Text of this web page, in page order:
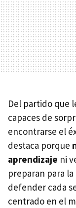
Del partido que
capaces de
encontrarse el
destaca porque
aprendizaje ni
preparan para
defender cada
centrado en el